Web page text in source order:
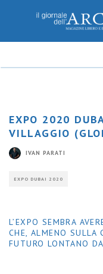
EXPO 2020
VILLAGGIO
IVAN PARATI
EXPO DUBAI 2020
L’EXPO SEMBRA
CHE, ALMENO SULLA
FUTURO LONTANO